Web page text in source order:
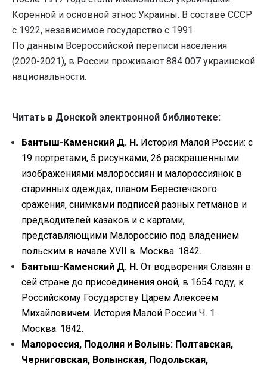
Коренной и основной этнос Украины. В составе СССР
с 1922, независимое государство с 1991.
По данным Всероссийской переписи населения
(2020-2021), в России проживают 884 007 украинской
национальности.
Читать в Донской электронной библиотеке:
Бантыш-Каменский Д. Н. История Малой России: с
19 портретами, 5 рисунками, 26 раскрашенными
изображениями малороссиян и малороссиянок в
старинных одеждах, планом Берестечского
сражения, снимками подписей разных гетманов и
предводителей казаков и с картами,
представляющими Малороссию под владением
польским в начале XVII в. Москва. 1842.
Бантыш-Каменский Д. Н. От водворения Славян в
сей стране до присоединения оной, в 1654 году, к
Российскому Государству Царем Алексеем
Михайловичем. История Малой России Ч. 1.
Москва. 1842.
Малороссия, Подолия и Волынь: Полтавская,
Черниговская, Волынская, Подольская,